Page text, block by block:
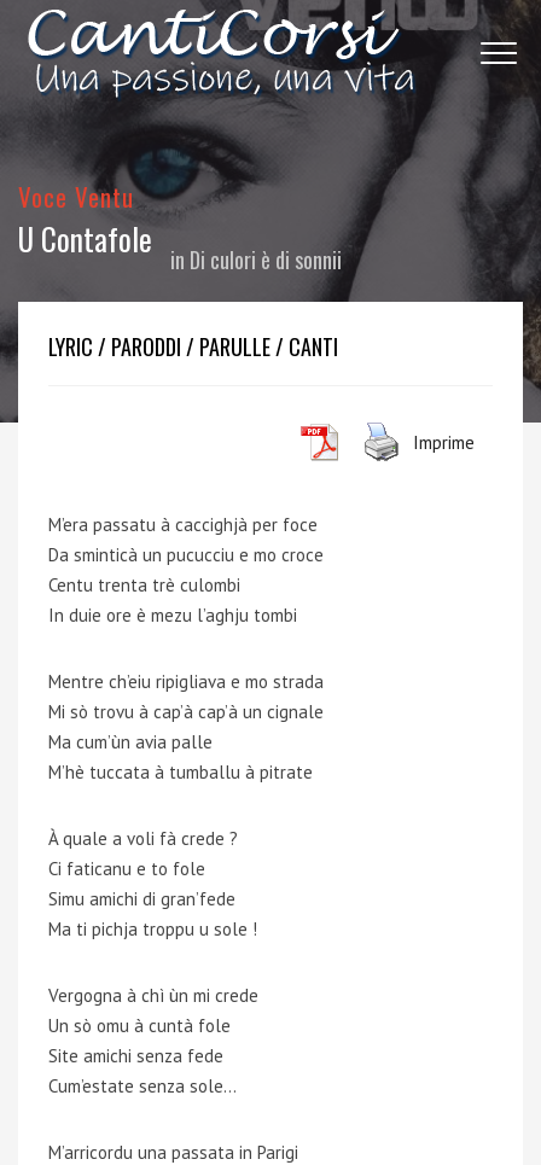
Voce Ventu
U Contafole in Di culori è di sonnii
LYRIC / PARODDI / PARULLE / CANTI
Imprime
M’era passatu à caccighjà per foce
Da sminticà un pucucciu e mo croce
Centu trenta trè culombi
In duie ore è mezu l’aghju tombi
Mentre ch’eiu ripigliava e mo strada
Mi sò trovu à cap’à cap’à un cignale
Ma cum’ùn avia palle
M’hè tuccata à tumballu à pitrate
À quale a voli fà crede ?
Ci faticanu e to fole
Simu amichi di gran’fede
Ma ti pichja troppu u sole !
Vergogna à chì ùn mi crede
Un sò omu à cuntà fole
Site amichi senza fede
Cum’estate senza sole…
M’arricordu una passata in Parigi